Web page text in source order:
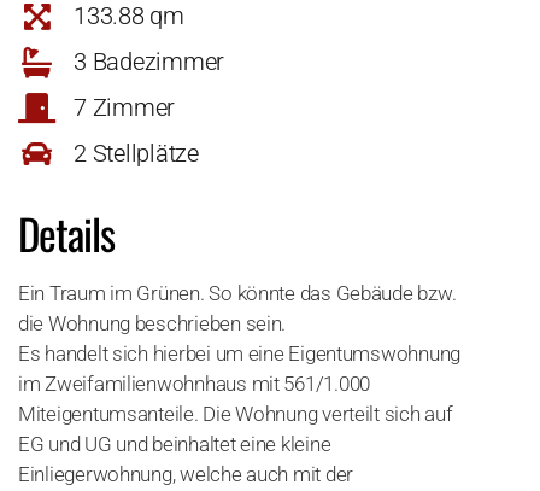
133.88 qm
3 Badezimmer
7 Zimmer
2 Stellplätze
Details
Ein Traum im Grünen. So könnte das Gebäude bzw.
die Wohnung beschrieben sein.
Es handelt sich hierbei um eine Eigentumswohnung
im Zweifamilienwohnhaus mit 561/1.000
Miteigentumsanteile. Die Wohnung verteilt sich auf
EG und UG und beinhaltet eine kleine
Einliegerwohnung, welche auch mit der